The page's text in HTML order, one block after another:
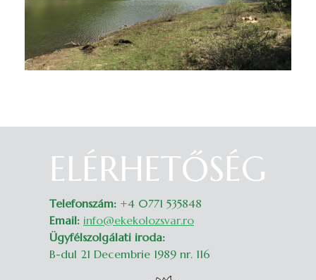
ELÉRHETŐSÉG
Telefonszám: +4 0771 535848
Email: info@ekekolozsvar.ro
Ügyfélszolgálati iroda:
B-dul 21 Decembrie 1989 nr. 116